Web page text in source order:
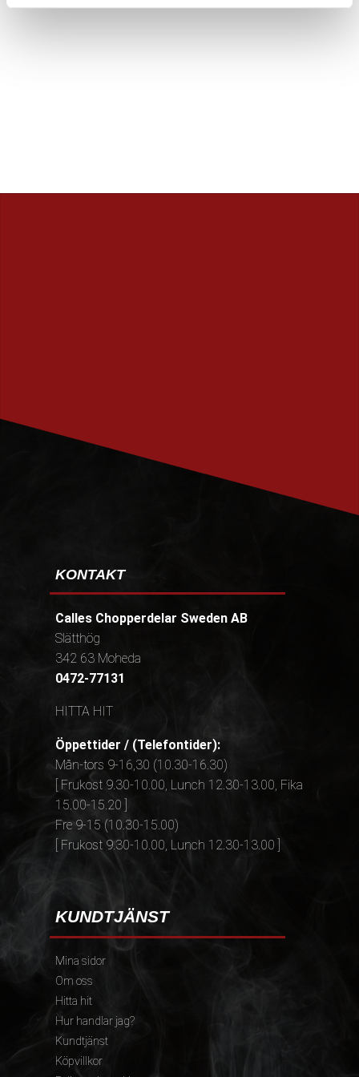
KONTAKT
Calles Chopperdelar Sweden AB
Slätthög
342 63 Moheda
0472-77131
HITTA HIT
Öppettider / (Telefontider):
Mån-tors 9-16,30 (10.30-16.30)
[ Frukost 9.30-10.00, Lunch 12.30-13.00, Fika
15.00-15.20 ]
Fre 9-15 (10.30-15.00)
[ Frukost 9.30-10.00, Lunch 12.30-13.00 ]
KUNDTJÄNST
Mina sidor
Om oss
Hitta hit
Hur handlar jag?
Kundtjänst
Köpvillkor